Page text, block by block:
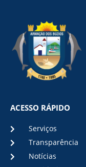
ACESSO RÁPIDO
Serviços
Transparência
Notícias